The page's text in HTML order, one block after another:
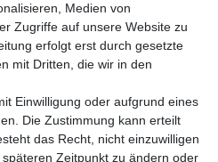
Medien von
Zugriffe auf unsere Website zu
erfolgt erst durch gesetzte
mit Dritten, die wir in den
Einwilligung oder aufgrund eines
Die Zustimmung kann erteilt
das Recht, nicht einzuwilligen
Zeitpunkt zu ändern oder